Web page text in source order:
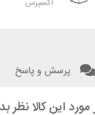
اکسپرس
پرسش و پاسخ
این کالا نظر